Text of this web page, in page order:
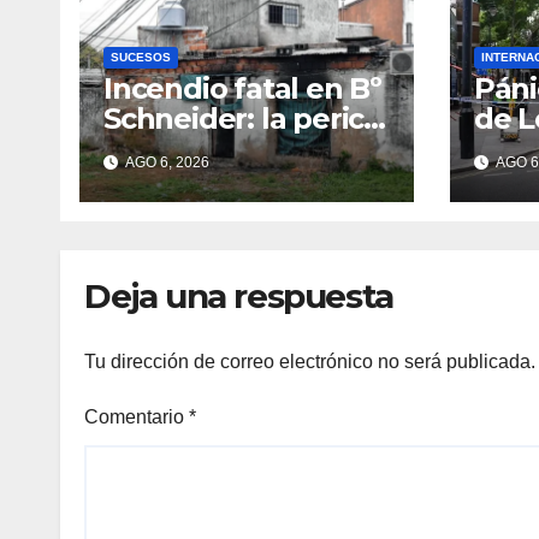
SUCESOS
Incendio fatal en Bº
Schneider: la pericia
determinó cómo se
originó el fuego
que le costó la vida
AGO 6, 2026
de
con
AGO
Deja una respuesta
Tu dirección de correo electrónico no será publicada.
Comentario *